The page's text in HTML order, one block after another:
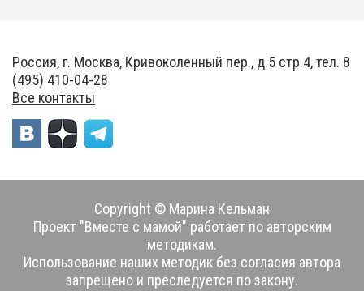
Россия, г. Москва, Кривоколенный пер., д.5 стр.4, тел. 8
(495) 410-04-28
Все контакты
Copyright © Марина Кельман
Проект "Вместе с мамой" работает по авторским
методикам.
Использование наших методик без согласия автора
запрещено и преследуется по закону.